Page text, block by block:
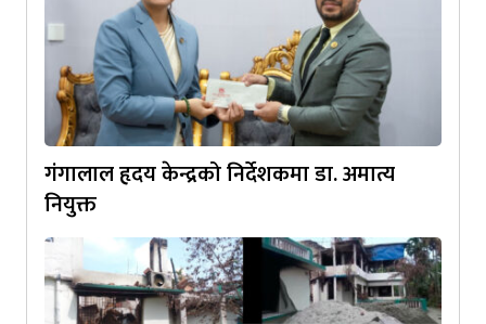
गंगालाल हृदय केन्द्रको निर्देशकमा डा. अमात्य
नियुक्त